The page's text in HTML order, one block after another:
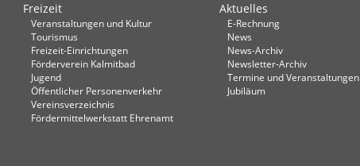
Freizeit
Veranstaltungen und Kultur
Tourismus
Freizeit-Einrichtungen
Förderverein Kalmitbad
Jugend
Öffentlicher Personenverkehr
Vereinsverzeichnis
Fördermittelwerkstatt Ehrenamt
Aktuelles
E-Rechnung
News
News-Archiv
Newsletter-Archiv
Termine und Veranstaltungen
Jubiläum